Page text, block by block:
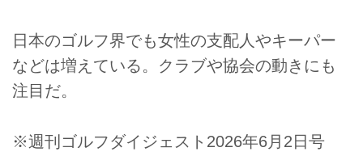
日本のゴルフ界でも女性の支配人やキーパー
などは増えている。クラブや協会の動きにも
注目だ。
※週刊ゴルフダイジェスト2026年6月2日号